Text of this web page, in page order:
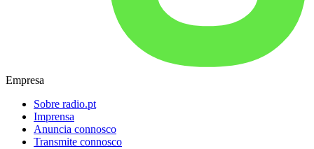
Empresa
Sobre radio.pt
Imprensa
Anuncia connosco
Transmite connosco